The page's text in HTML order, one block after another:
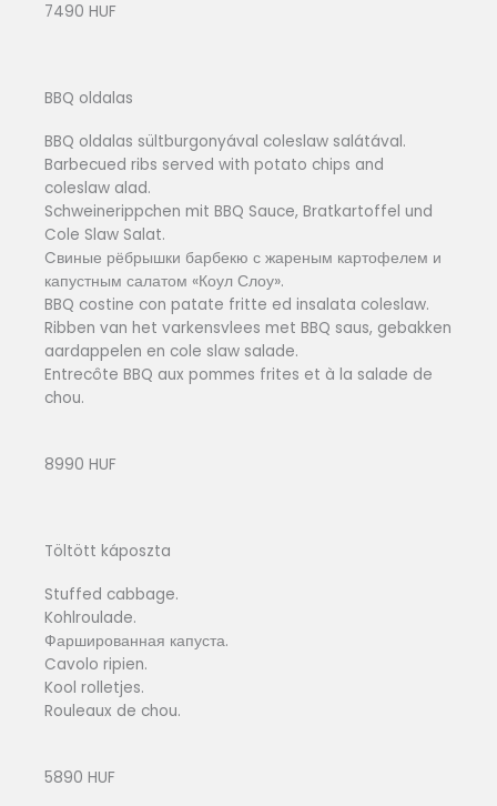
7490 HUF
BBQ oldalas
BBQ oldalas sültburgonyával coleslaw salátával.
Barbecued ribs served with potato chips and
coleslaw alad.
Schweinerippchen mit BBQ Sauce, Bratkartoffel und
Cole Slaw Salat.
Cвиные рёбрышки барбекю с жареным картофелем и
капустным салатом «Коул Слоу».
BBQ costine con patate fritte ed insalata coleslaw.
Ribben van het varkensvlees met BBQ saus, gebakken
aardappelen en cole slaw salade.
Entrecôte BBQ aux pommes frites et à la salade de
chou.
8990 HUF
Töltött káposzta
Stuffed cabbage.
Kohlroulade.
Фаршированная капуста.
Cavolo ripien.
Kool rolletjes.
Rouleaux de chou.
5890 HUF